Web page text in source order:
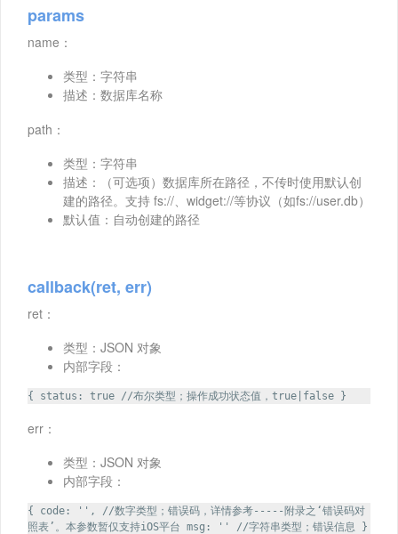
params
name：
类型：字符串
描述：数据库名称
path：
类型：字符串
描述：（可选项）数据库所在路径，不传时使用默认创
建的路径。支持 fs://、widget://等协议（如fs://user.db）
默认值：自动创建的路径
callback(ret, err)
ret：
类型：JSON 对象
内部字段：
{ status: true //布尔类型；操作成功状态值，true|false }
err：
类型：JSON 对象
内部字段：
{ code: '', //数字类型；错误码，详情参考-----附录之‘错误码对
照表’。本参数暂仅支持iOS平台 msg: '' //字符串类型；错误信息 }